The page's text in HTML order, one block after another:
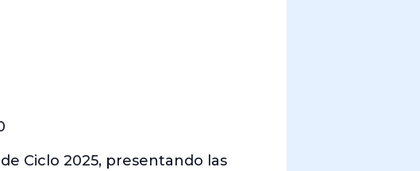
Ciclo 2025, presentando las